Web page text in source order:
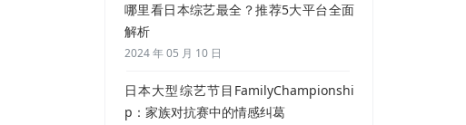
哪里看日本综艺最全？推荐5大平台全面
解析
2024 年 05 月 10 日
日本大型综艺节目FamilyChampionshi
p：家族对抗赛中的情感纠葛